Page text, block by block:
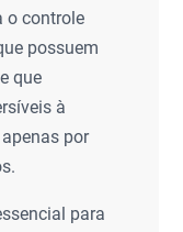
o controle
possuem
que
à
por
para